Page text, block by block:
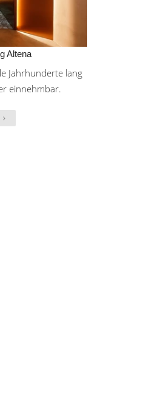
Altena
Jahrhunderte lang
einnehmbar.